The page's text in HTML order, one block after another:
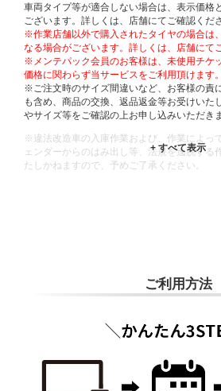
車両タイプ等が適合しない場合は、表示価格
ございます。詳しくは、店舗にてご確認くだ
※作業店舗以外で購入されたタイヤの場合は
なる場合がございます。詳しくは、店舗にて
※メンテパック会員のお客様は、未使用チケ
価格に関わらず当サービスをご利用頂けます。
※ご注文時のサイズ間違いなど、お客様の責
も含め、商品の交換、返品返金等お受けいた
やサイズ等をご確認の上お申し込みいただき
※違法改造車の入庫作業および、作業によっ
ェンダーからのはみ出し等、法規を逸脱する
たしかねますので、予めご了承ください。
ご利用方法